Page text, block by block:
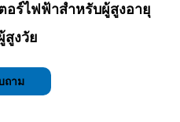
อร์ไฟฟ้าสำหรับผู้สูงอายุ
สูงวัย
ถาม